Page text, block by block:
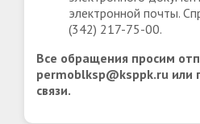
электронной почты.
(342) 217-75-00.
Все обращения просим
permoblksp@ksppk.ru или
связи.